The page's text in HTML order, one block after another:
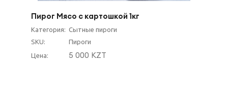
Пирог Мясо с картошкой 1кг
Категория: Сытные пироги
SKU:
Пироги
Цена:
5 000 KZT